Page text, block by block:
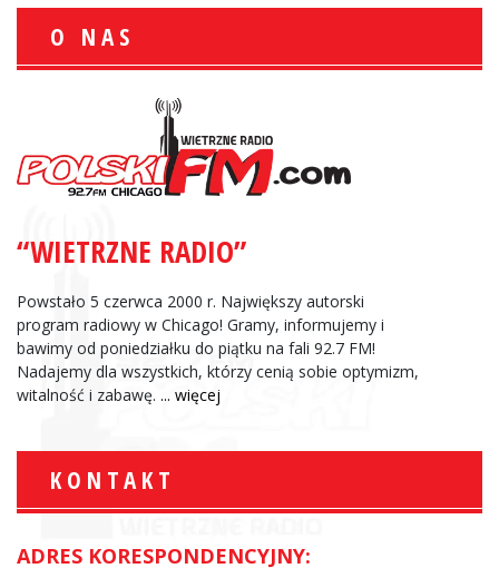
O NAS
“WIETRZNE RADIO”
Powstało 5 czerwca 2000 r. Największy autorski
program radiowy w Chicago! Gramy, informujemy i
bawimy od poniedziałku do piątku na fali 92.7 FM!
Nadajemy dla wszystkich, którzy cenią sobie optymizm,
witalność i zabawę. ... więcej
KONTAKT
ADRES KORESPONDENCYJNY: